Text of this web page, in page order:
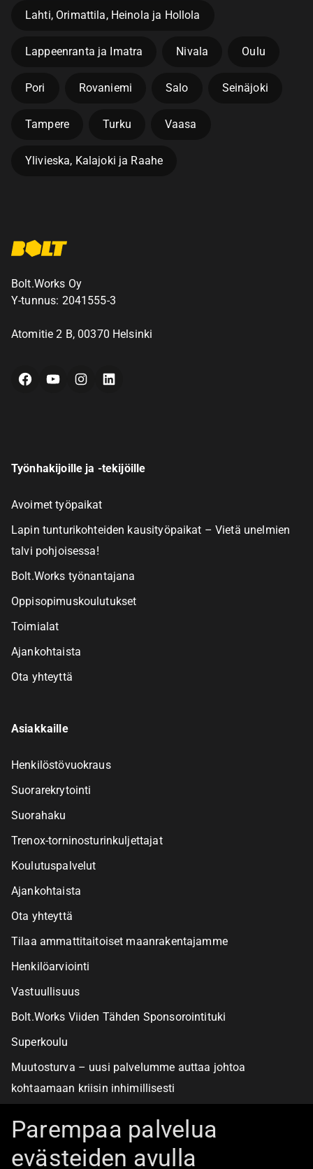
Lahti, Orimattila, Heinola ja Hollola
Lappeenranta ja Imatra Nivala Oulu
Pori Rovaniemi Salo Seinäjoki
Tampere Turku Vaasa
Ylivieska, Kalajoki ja Raahe
Bolt.Works Oy
Y-tunnus: 2041555-3
Atomitie 2 B, 00370 Helsinki
FacebookYouTubeInstagramLinkedIn
Työnhakijoille ja -tekijöille
Avoimet työpaikat
Lapin tunturikohteiden kausityöpaikat – Vietä unelmien
talvi pohjoisessa!
Bolt.Works työnantajana
Oppisopimuskoulutukset
Toimialat
Ajankohtaista
Ota yhteyttä
Asiakkaille
Henkilöstövuokraus
Suorarekrytointi
Suorahaku
Trenox-torninosturinkuljettajat
Koulutuspalvelut
Ajankohtaista
Ota yhteyttä
Tilaa ammattitaitoiset maanrakentajamme
Henkilöarviointi
Vastuullisuus
Bolt.Works Viiden Tähden Sponsorointituki
Superkoulu
Muutosturva – uusi palvelumme auttaa johtoa
kohtaamaan kriisin inhimillisesti
Boltista
Parempaa palvelua
evästeiden avulla